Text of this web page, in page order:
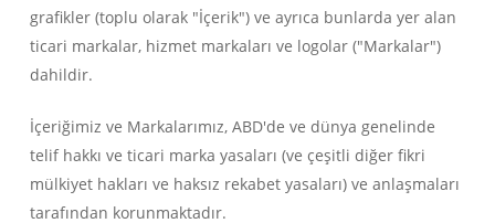
grafikler (toplu olarak "İçerik") ve ayrıca bunlarda yer alan
ticari markalar, hizmet markaları ve logolar ("Markalar")
dahildir.
İçeriğimiz ve Markalarımız, ABD'de ve dünya genelinde
telif hakkı ve ticari marka yasaları (ve çeşitli diğer fikri
mülkiyet hakları ve haksız rekabet yasaları) ve anlaşmaları
tarafından korunmaktadır.